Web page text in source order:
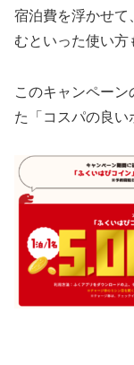
宿泊費を浮かせて
むといった使い方
このキャンペーン
た「コスパの良い